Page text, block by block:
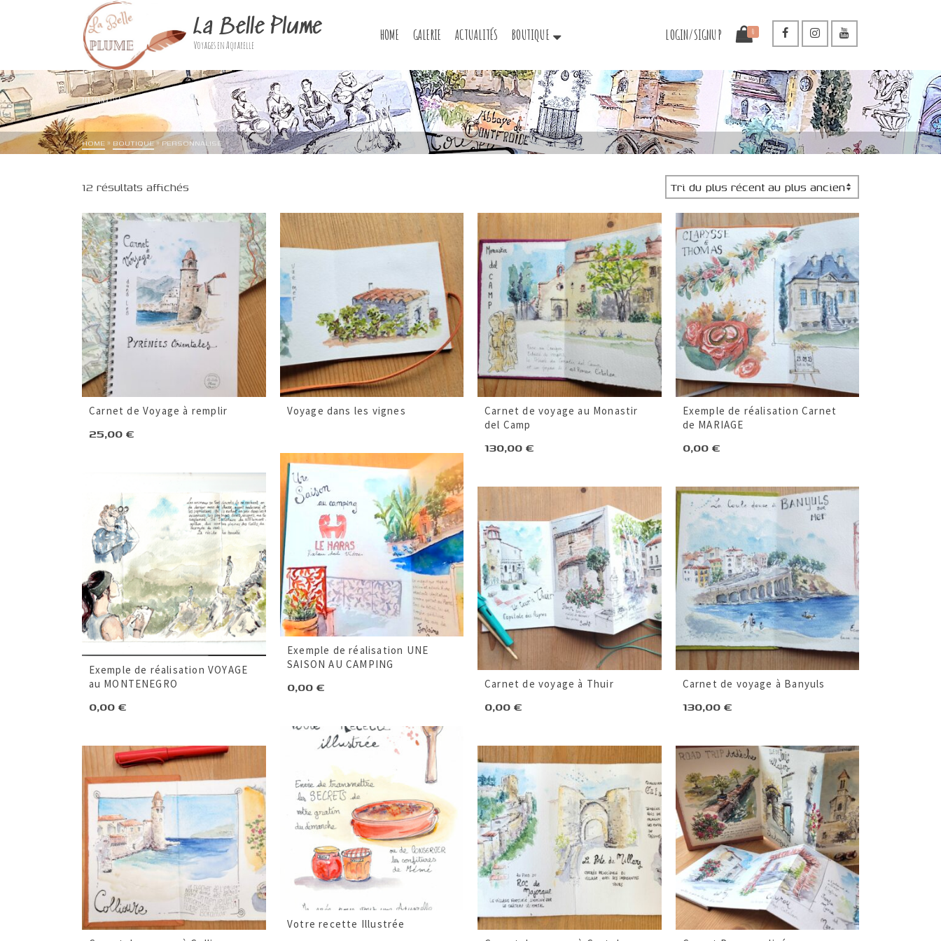
La Belle Plume
Voyages en Aquarelle
HOME GALERIE ACTUALITÉS BOUTIQUE LOGIN/SIGNUP 0
PERSONNALISÉ
HOME» BOUTIQUE» PERSONNALISÉ
12 résultats affichés
plus
récent
au
plus
ancien
Carnet de Voyage à remplir
25,00 €
Voyage dans les vignes
Carnet de voyage au Monastir
del Camp
130,00 €
Exemple de réalisation Carnet
de MARIAGE
0,00 €
Exemple de réalisation UNE
SAISON AU CAMPING
0,00 €
Exemple de réalisation VOYAGE
au MONTENEGRO
0,00 €
Carnet de voyage à Thuir
0,00 €
Carnet de voyage à Banyuls
130,00 €
Votre recette Illustrée